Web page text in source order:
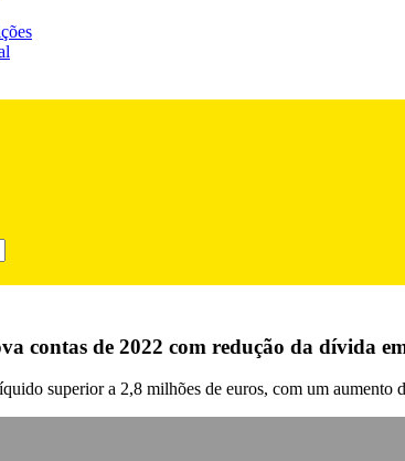
contas de 2022 com redução da dívida
superior a 2,8 milhões de euros, com um aumento